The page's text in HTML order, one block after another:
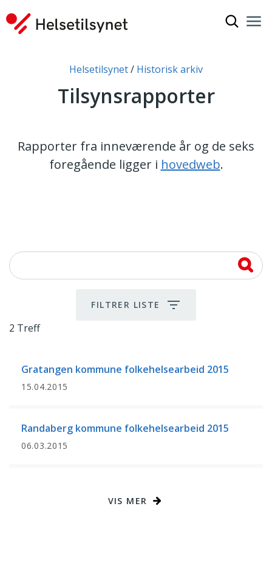
Helsetilsynet Historisk arkiv
Tilsynsrapporter
Rapporter fra inneværende år og de seks
foregående ligger i hovedweb.
FILTRER LISTE
2 Treff
2 Treff
Gratangen kommune folkehelsearbeid 2015
15.04.2015
Randaberg kommune folkehelsearbeid 2015
06.03.2015
VIS MER